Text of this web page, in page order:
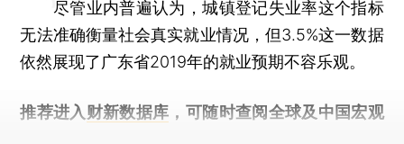
尽管业内普遍认为，城镇登记失业率这个指标
无法准确衡量社会真实就业情况，但3.5%这一数据
依然展现了广东省2019年的就业预期不容乐观。
推荐进入 财新数据库 ，可随时查阅全球及中国宏观